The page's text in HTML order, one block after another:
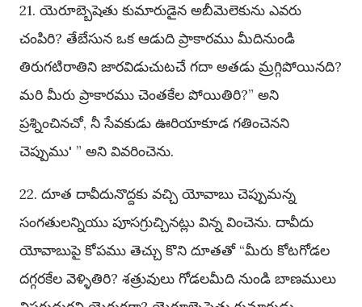
21. యెరూబ్బెషెతు కుమారుడైన అబీమెలెకును ఎవరు
చంపిరి? తేబేసున ఒక ఆడుది ప్రాకారము మీదినుండి
తిరుగటిరాతిని జారవిడుచుటచే గదా అతడు మ్రగ్గిపోయినది?
మరి మీరు ప్రాకారము చెంతకేల పోయితిరి?” అని
ప్రశ్నించినచో, నీ సేవకుడు ఊరియాకూడ గతించెనని
చెప్పుము' ” అని వివరించెను.
22. దూత దావీదునొద్దకు వచ్చి యోవాబు చెప్పుమన్న
సంగతులన్నియు పూసగ్రుచ్చినట్లు విన్న వించెను. దావీదు
యోవాబుపై కోపము తెచ్చు కొని దూతతో “మీరు కోటగోడల
దగ్గరకేల వెళ్ళితిరి? శత్రువులు గోడలమీది నుండి బాణములు